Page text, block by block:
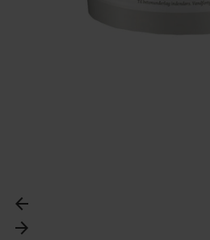
arrow_back
arrow_forward